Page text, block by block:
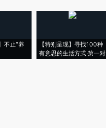
不止“养
【特别呈现】寻找100种
有意思的生活方式·第一对